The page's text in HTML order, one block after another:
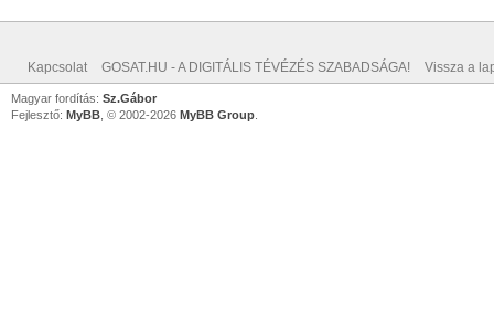
Kapcsolat GOSAT.HU - A DIGITÁLIS TÉVÉZÉS SZABADSÁGA! Vissza a
Magyar fordítás: Sz.Gábor
Fejlesztő: MyBB , © 2002-2026 MyBB Group